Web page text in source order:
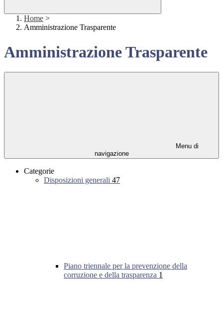
Home >
Amministrazione Trasparente
Amministrazione Trasparente
Menu di
navigazione
Categorie
Disposizioni generali 47
Piano triennale per la prevenzione della
corruzione e della trasparenza 1